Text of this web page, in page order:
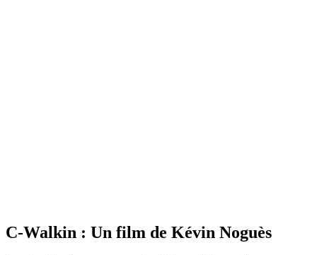
C-Walkin : Un film de Kévin Noguès